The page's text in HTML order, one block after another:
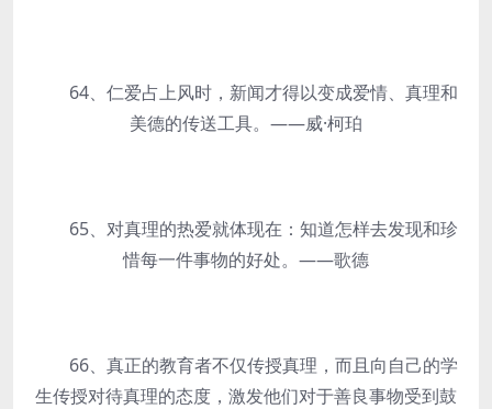
64、仁爱占上风时，新闻才得以变成爱情、真理和
美德的传送工具。——威·柯珀
65、对真理的热爱就体现在：知道怎样去发现和珍
惜每一件事物的好处。——歌德
66、真正的教育者不仅传授真理，而且向自己的学
生传授对待真理的态度，激发他们对于善良事物受到鼓